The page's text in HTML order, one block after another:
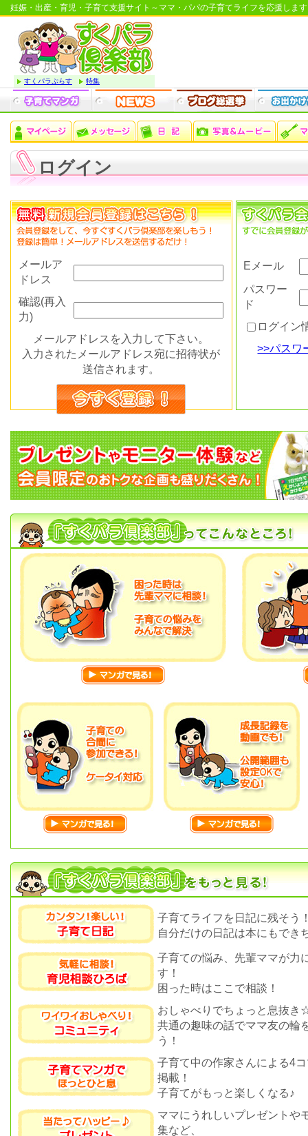
妊娠・出産・育児・子育て支援サイト～ママ・パパの子育てライフを応援しま
すくパラぷらす 特集
ログイン
メールア
ドレス
確認(再入
力)
メールアドレスを入力して下さい。
入力されたメールアドレス宛に招待状が
送信されます。
Eメール
パスワー
ド
ログイン
>>パスワ
子育てライフを日記に残そう
自分だけの日記は本にもでき
子育ての悩み、先輩ママが力
す！
困った時はここで相談！
おしゃべりでちょっと息抜き
共通の趣味の話でママ友の輪
う！
子育て中の作家さんによる4
掲載！
子育てがもっと楽しくなる♪
ママにうれしいプレゼントや
集など、